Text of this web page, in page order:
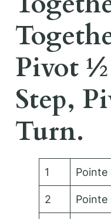
Pivot
Step,
Turn.
1 Pointe
2 Pointe